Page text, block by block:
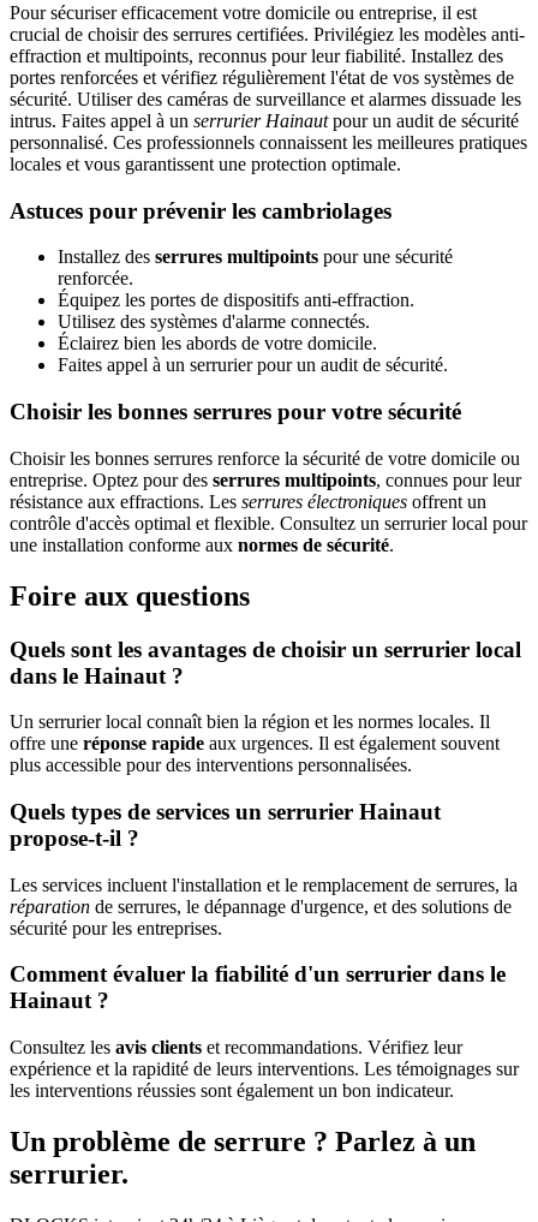
Pour sécuriser efficacement votre domicile ou entreprise, il est
crucial de choisir des serrures certifiées. Privilégiez les modèles anti-
effraction et multipoints, reconnus pour leur fiabilité. Installez des
portes renforcées et vérifiez régulièrement l'état de vos systèmes de
sécurité. Utiliser des caméras de surveillance et alarmes dissuade les
intrus. Faites appel à un serrurier Hainautpour un audit de sécurité
personnalisé. Ces professionnels connaissent les meilleures pratiques
locales et vous garantissent une protection optimale.
Astuces pour prévenir les cambriolages
Installez des serrures multipoints pour une sécurité
renforcée.
Équipez les portes de dispositifs anti-effraction.
Utilisez des systèmes d'alarme connectés.
Éclairez bien les abords de votre domicile.
Faites appel à un serrurier pour un audit de sécurité.
Choisir les bonnes serrures pour votre sécurité
Choisir les bonnes serrures renforce la sécurité de votre domicile ou
entreprise. Optez pour des serrures multipoints, connues pour leur
résistance aux effractions. Les serrures électroniques offrent un
contrôle d'accès optimal et flexible. Consultez un serrurier local pour
une installation conforme aux normes de sécurité.
Foire aux questions
Quels sont les avantages de choisir un serrurier local
dans le Hainaut ?
Un serrurier local connaît bien la région et les normes locales. Il
offre une réponse rapide aux urgences. Il est également souvent
plus accessible pour des interventions personnalisées.
Quels types de services un serrurier Hainaut
propose-t-il ?
Les services incluent l'installation et le remplacement de serrures, la
réparation de serrures, le dépannage d'urgence, et des solutions de
sécurité pour les entreprises.
Comment évaluer la fiabilité d'un serrurier dans le
Hainaut ?
Consultez les avis clients et recommandations. Vérifiez leur
expérience et la rapidité de leurs interventions. Les témoignages sur
les interventions réussies sont également un bon indicateur.
Un problème de serrure ? Parlez à un
serrurier.